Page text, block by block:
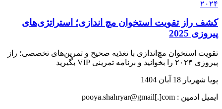
کشف راز تقویت استخوان مچ اندازی؛ استراتژی‌های
پیروزی 2025
تقویت استخوان مچ‌اندازی با تغذیه صحیح و تمرین‌های تخصصی؛ راز
پیروزی ۲۰۲۴ را بخوانید و برنامه تمرینی VIP بگیرید
پویا شهریار 18 آبان 1404
ایمیل ادمین : pooya.shahryar@gmail[.]com